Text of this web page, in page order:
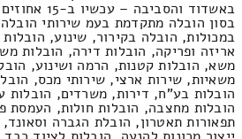
באשדוד
בסון הובלה מתקדמת בעמ שירותי
במכולות, הובלה בקירור, שינוע,
אריזה ופריקה, הובלות דירה, הובלות
משא, הובלות קטנות, הרמה ושינוע,
משאיות, שירות ארצי, שירותי מכס,
הובלות בע"ח, דירות, משרדים, הובלות
הובלות מחצבה, הובלות חולות, העמסת
תפאורות תאטרון, הובלת הגברה